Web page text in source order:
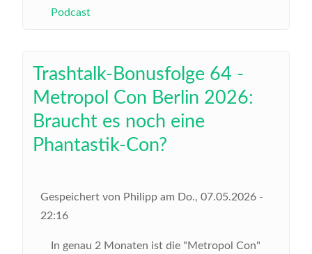
Podcast
Trashtalk-Bonusfolge 64 -
Metropol Con Berlin 2026:
Braucht es noch eine
Phantastik-Con?
Gespeichert von Philipp am Do., 07.05.2026 -
22:16
In genau 2 Monaten ist die "Metropol Con"